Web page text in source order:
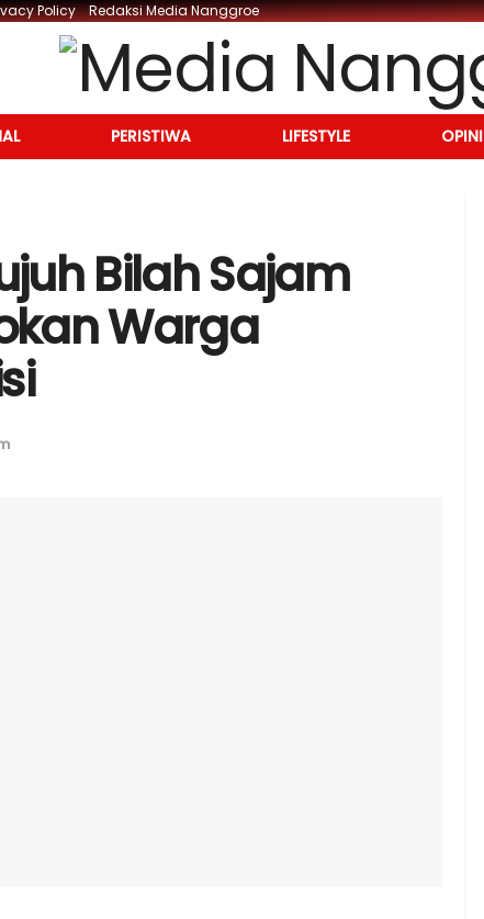
Policy Redaksi Media Nanggroe
PERISTIWA LIFESTYLE OPINI
Bilah Sajam
Warga